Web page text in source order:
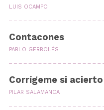
LUIS OCAMPO
Contacones
PABLO GERBOLÉS
Corrígeme si acierto
PILAR SALAMANCA